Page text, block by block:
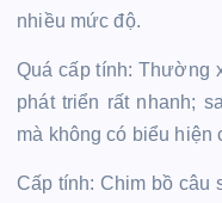
nhiều mức độ.
Quá cấp tính: Thường
phát triển rất nhanh;
mà không có biểu hiện
Cấp tính: Chim bồ câu